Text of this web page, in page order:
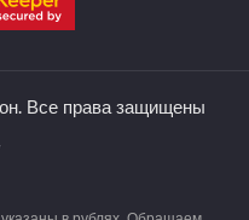
Все права защищены